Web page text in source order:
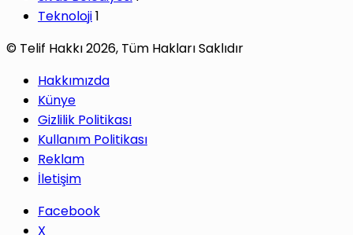
Teknoloji1
© Telif Hakkı 2026, Tüm Hakları Saklıdır
Hakkımızda
Künye
Gizlilik Politikası
Kullanım Politikası
Reklam
İletişim
Facebook
X